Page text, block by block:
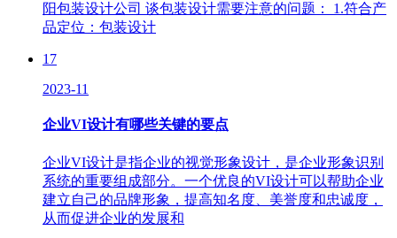
阳包装设计公司 谈包装设计需要注意的问题： 1.符合产
品定位：包装设计
17
2023-11
企业VI设计有哪些关键的要点
企业VI设计是指企业的视觉形象设计，是企业形象识别
系统的重要组成部分。一个优良的VI设计可以帮助企业
建立自己的品牌形象，提高知名度、美誉度和忠诚度，
从而促进企业的发展和